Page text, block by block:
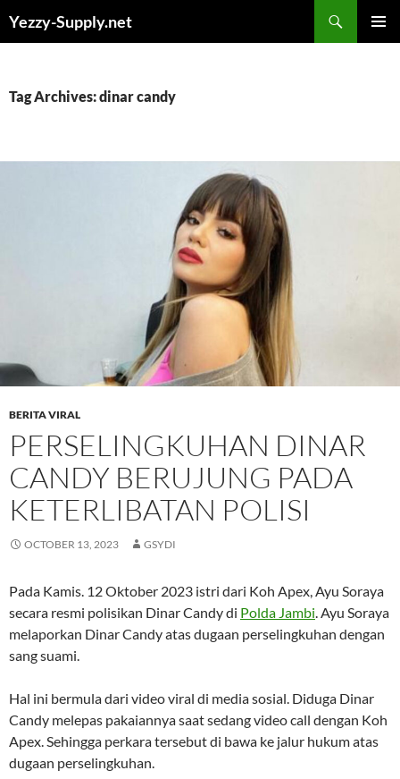
Yezzy-Supply.net
Tag Archives: dinar candy
BERITA VIRAL
PERSELINGKUHAN DINAR
CANDY BERUJUNG PADA
KETERLIBATAN POLISI
OCTOBER 13, 2023 GSYDI
Pada Kamis. 12 Oktober 2023 istri dari Koh Apex, Ayu Soraya
secara resmi polisikan Dinar Candy di Polda Jambi. Ayu Soraya
melaporkan Dinar Candy atas dugaan perselingkuhan dengan
sang suami.
Hal ini bermula dari video viral di media sosial. Diduga Dinar
Candy melepas pakaiannya saat sedang video call dengan Koh
Apex. Sehingga perkara tersebut di bawa ke jalur hukum atas
dugaan perselingkuhan.